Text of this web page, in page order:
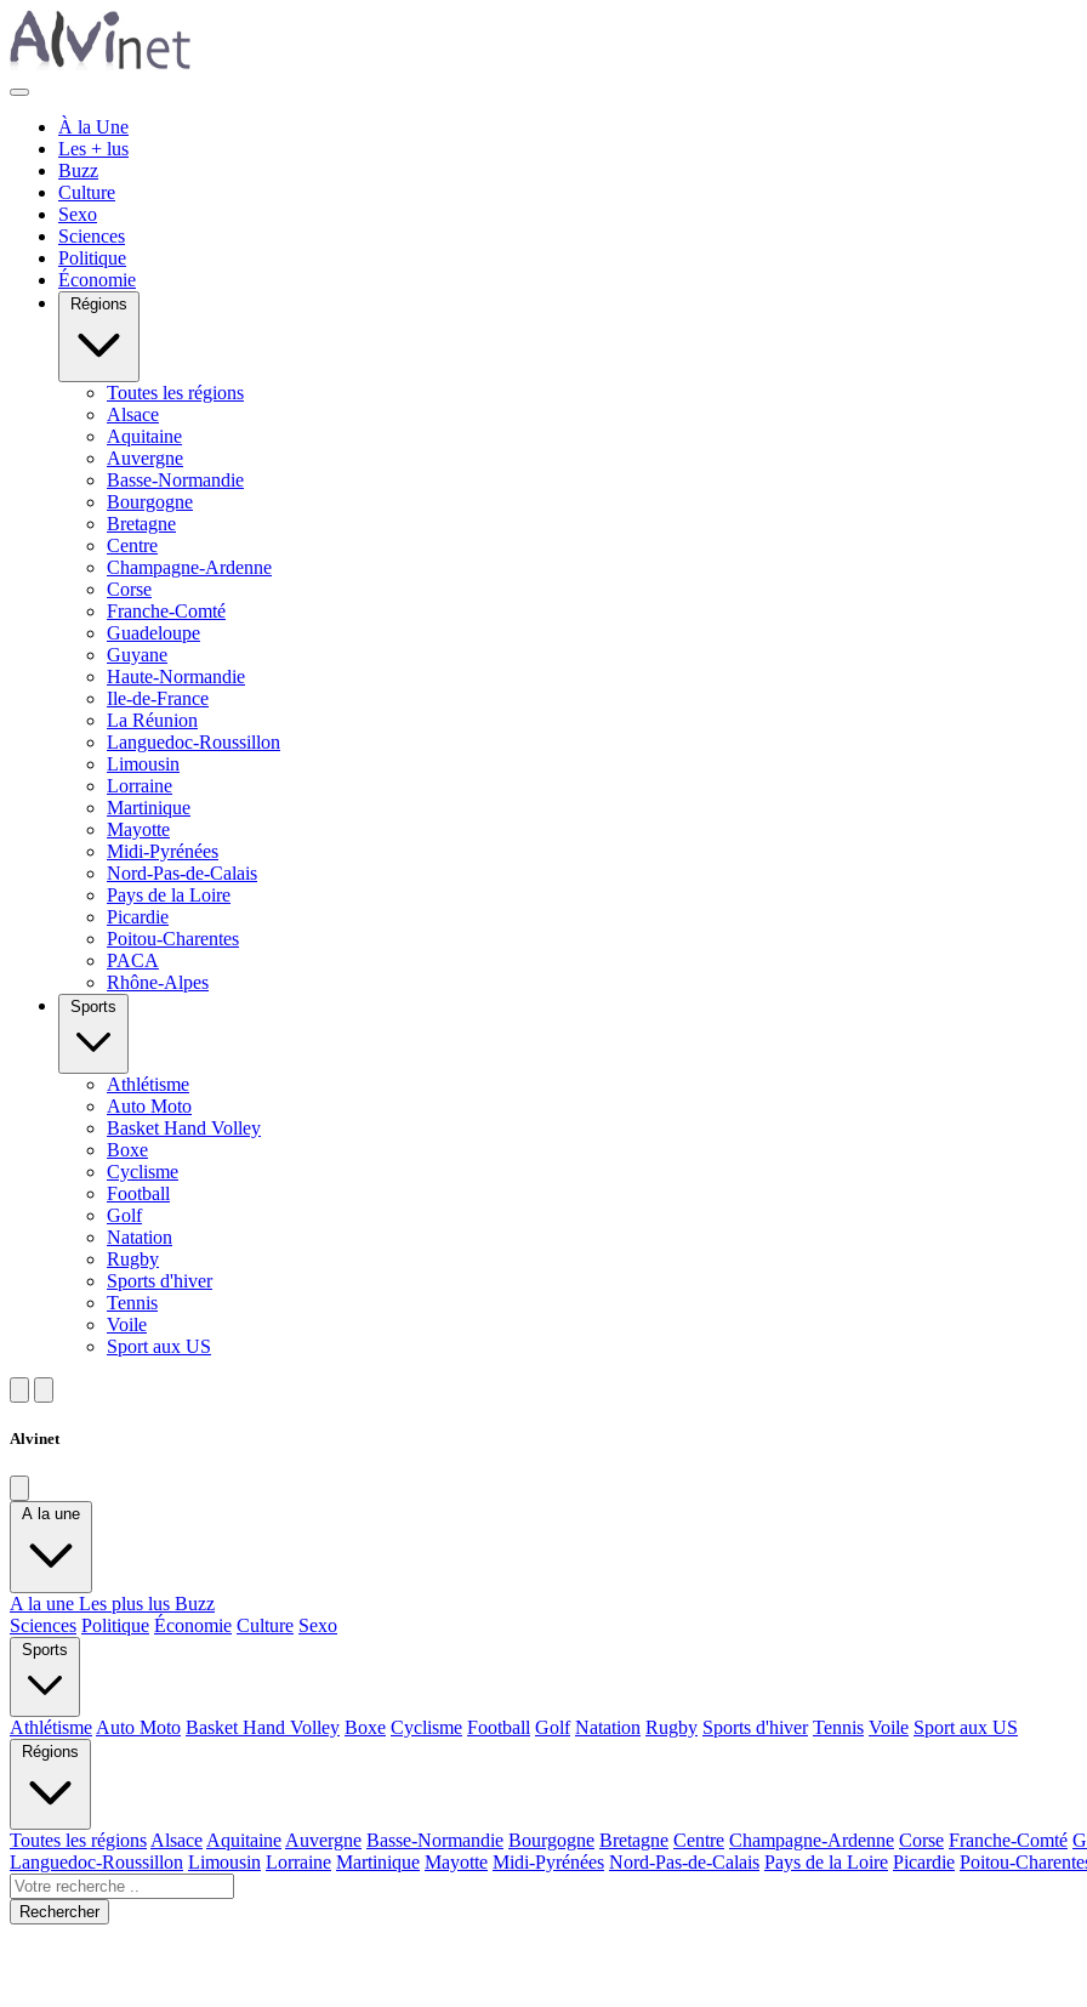
À la Une
Les + lus
Buzz
Culture
Sexo
Sciences
Politique
Économie
Régions
Toutes les régions
Alsace
Aquitaine
Auvergne
Basse-Normandie
Bourgogne
Bretagne
Centre
Champagne-Ardenne
Corse
Franche-Comté
Guadeloupe
Guyane
Haute-Normandie
Ile-de-France
La Réunion
Languedoc-Roussillon
Limousin
Lorraine
Martinique
Mayotte
Midi-Pyrénées
Nord-Pas-de-Calais
Pays de la Loire
Picardie
Poitou-Charentes
PACA
Rhône-Alpes
Sports
Athlétisme
Auto Moto
Basket Hand Volley
Boxe
Cyclisme
Football
Golf
Natation
Rugby
Sports d'hiver
Tennis
Voile
Sport aux US
Alvinet
A la une
A la une Les plus lus Buzz
Sciences Politique Économie Culture Sexo
Sports
Athlétisme Auto Moto Basket Hand Volley Boxe Cyclisme Football Golf Natation Rugby Sports d'hiver Tennis Voile Sport aux US
Régions
Toutes les régions Alsace Aquitaine Auvergne Basse-Normandie Bourgogne Bretagne Centre Champagne-Ardenne Corse Franche-Comté
Languedoc-Roussillon Limousin Lorraine Martinique Mayotte Midi-Pyrénées Nord-Pas-de-Calais Pays de la Loire Picardie Poitou-
Rechercher